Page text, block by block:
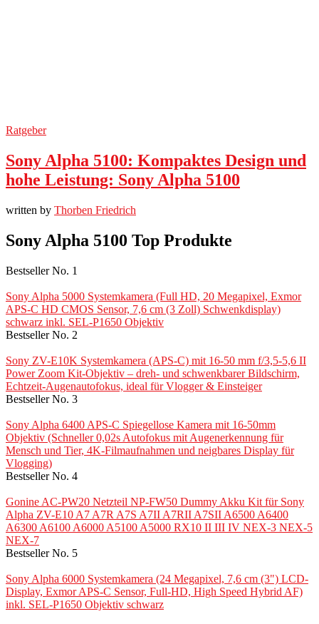
Ratgeber
Sony Alpha 5100: Kompaktes Design und
hohe Leistung: Sony Alpha 5100
written by Thorben Friedrich
Sony Alpha 5100 Top Produkte
Bestseller No. 1
Sony Alpha 5000 Systemkamera (Full HD, 20 Megapixel, Exmor
APS-C HD CMOS Sensor, 7,6 cm (3 Zoll) Schwenkdisplay)
schwarz inkl. SEL-P1650 Objektiv
Bestseller No. 2
Sony ZV-E10K Systemkamera (APS-C) mit 16-50 mm f/3,5-5,6 II
Power Zoom Kit-Objektiv – dreh- und schwenkbarer Bildschirm,
Echtzeit-Augenautofokus, ideal für Vlogger & Einsteiger
Bestseller No. 3
Sony Alpha 6400 APS-C Spiegellose Kamera mit 16-50mm
Objektiv (Schneller 0,02s Autofokus mit Augenerkennung für
Mensch und Tier, 4K-Filmaufnahmen und neigbares Display für
Vlogging)
Bestseller No. 4
Gonine AC-PW20 Netzteil NP-FW50 Dummy Akku Kit für Sony
Alpha ZV-E10 A7 A7R A7S A7II A7RII A7SII A6500 A6400
A6300 A6100 A6000 A5100 A5000 RX10 II III IV NEX-3 NEX-5
NEX-7
Bestseller No. 5
Sony Alpha 6000 Systemkamera (24 Megapixel, 7,6 cm (3") LCD-
Display, Exmor APS-C Sensor, Full-HD, High Speed Hybrid AF)
inkl. SEL-P1650 Objektiv schwarz